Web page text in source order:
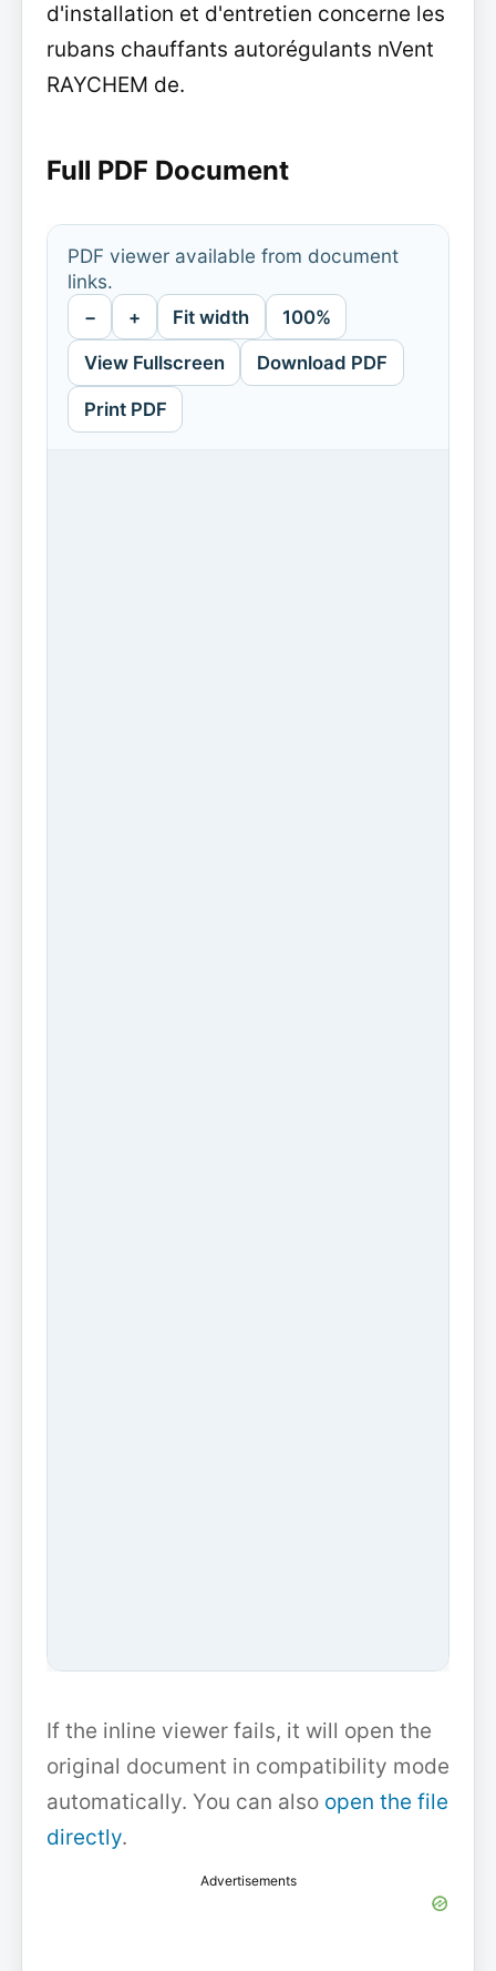
d'installation et d'entretien concerne les
rubans chauffants autorégulants nVent
RAYCHEM de.
Full PDF Document
PDF viewer available from document
links.
− + Fit width 100%
View Fullscreen Download PDF
Print PDF
If the inline viewer fails, it will open the
original document in compatibility mode
automatically. You can also open the file
directly.
Advertisements